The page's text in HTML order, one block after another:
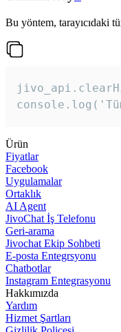
Bu yöntem, tarayıcıdaki
Ürün
Fiyatlar
Facebook
Uygulamalar
Ortaklık
AI Agent
JivoChat İş Telefonu
Geri-arama
Jivochat Ekip Sohbeti
E-posta Entegrsyonu
Chatbotlar
Instagram Entegrasyonu
Hakkımızda
Yardım
Hizmet Şartları